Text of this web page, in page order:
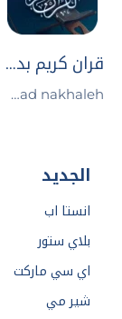
قران كريم بدون انترنت
mohammad nakhaleh
الجديد
انستا اب
بلاي ستور
اي سي ماركت
شير مي